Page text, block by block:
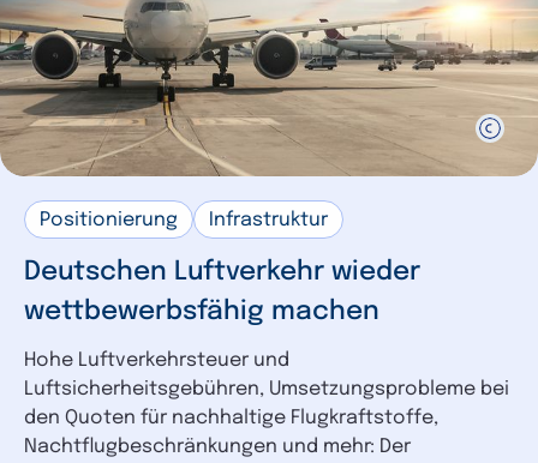
Positionierung Infrastruktur
Deutschen Luftverkehr wieder
wettbewerbsfähig machen
Hohe Luftverkehrsteuer und
Luftsicherheitsgebühren, Umsetzungsprobleme bei
den Quoten für nachhaltige Flugkraftstoffe,
Nachtflugbeschränkungen und mehr: Der